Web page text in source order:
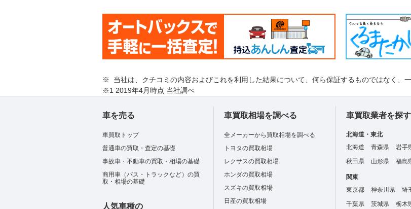
※ 当社は、クチコミの内容およびこれを利用した結果について、何ら保証するものではなく、一
※1 2019年4月時点 当社調べ
車を売る
車買取トップ
普通車の買取・査定の基礎
事故車・不動車の買取・相場の基礎
商用車（バス・トラックなど）の買
取・相場の基礎
人気車種の
車買取相場を調べる
全メーカーから買取相場を調べる
トヨタの買取相場
レクサスの買取相場
ホンダの買取相場
スズキの買取相場
日産の買取相場
車買取業者を探す
北海道・東北
北海道
青森県 岩手
秋田県
山形県 福島
関東
東京都
神奈川県
埼
千葉県
茨城県 栃木